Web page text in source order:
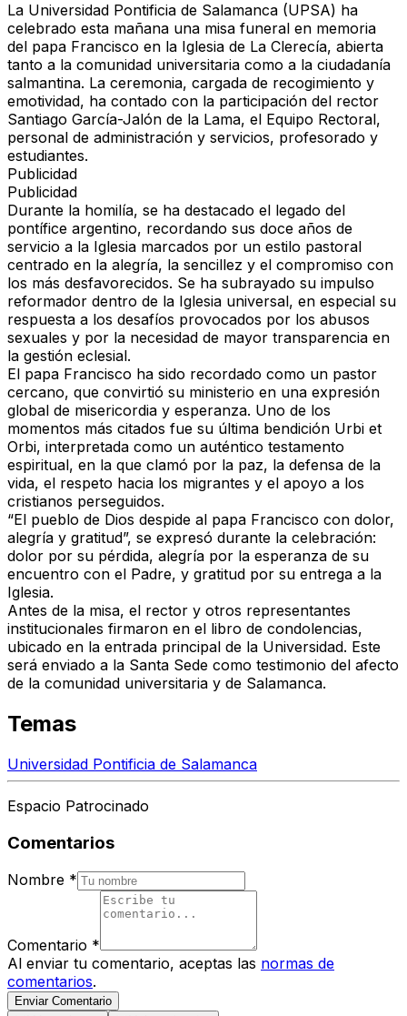
La Universidad Pontificia de Salamanca (UPSA) ha
celebrado esta mañana una misa funeral en memoria
del papa Francisco en la Iglesia de La Clerecía, abierta
tanto a la comunidad universitaria como a la ciudadanía
salmantina. La ceremonia, cargada de recogimiento y
emotividad, ha contado con la participación del rector
Santiago García-Jalón de la Lama, el Equipo Rectoral,
personal de administración y servicios, profesorado y
estudiantes.
Publicidad
Publicidad
Durante la homilía, se ha destacado el legado del
pontífice argentino, recordando sus doce años de
servicio a la Iglesia marcados por un estilo pastoral
centrado en la alegría, la sencillez y el compromiso con
los más desfavorecidos. Se ha subrayado su impulso
reformador dentro de la Iglesia universal, en especial su
respuesta a los desafíos provocados por los abusos
sexuales y por la necesidad de mayor transparencia en
la gestión eclesial.
El papa Francisco ha sido recordado como un pastor
cercano, que convirtió su ministerio en una expresión
global de misericordia y esperanza. Uno de los
momentos más citados fue su última bendición Urbi et
Orbi, interpretada como un auténtico testamento
espiritual, en la que clamó por la paz, la defensa de la
vida, el respeto hacia los migrantes y el apoyo a los
cristianos perseguidos.
“El pueblo de Dios despide al papa Francisco con dolor,
alegría y gratitud”, se expresó durante la celebración:
dolor por su pérdida, alegría por la esperanza de su
encuentro con el Padre, y gratitud por su entrega a la
Iglesia.
Antes de la misa, el rector y otros representantes
institucionales firmaron en el libro de condolencias,
ubicado en la entrada principal de la Universidad. Este
será enviado a la Santa Sede como testimonio del afecto
de la comunidad universitaria y de Salamanca.
Temas
Universidad Pontificia de Salamanca
Espacio Patrocinado
Comentarios
Nombre *
Comentario *
Al enviar tu comentario, aceptas las normas de
comentarios.
Enviar Comentario